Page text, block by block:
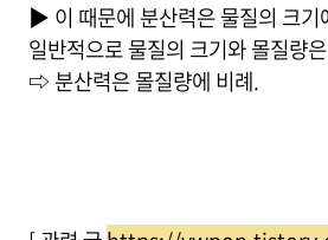
▶ 이 때문에 분산력은 물질의 크기
일반적으로 물질의 크기와 몰질량
⇨ 분산력은 몰질량에 비례.